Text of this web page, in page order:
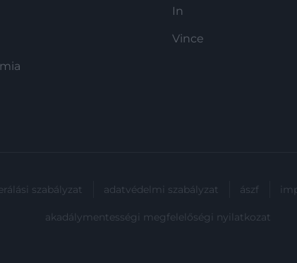
In
Vince
szabályzat adatvédelmi szabályzat ászf
akadálymentességi megfelelőségi nyilatkozat